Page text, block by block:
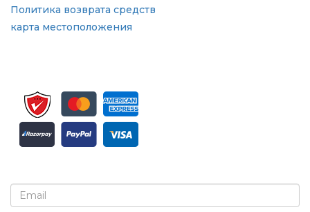
Политика возврата средств
карта местоположения